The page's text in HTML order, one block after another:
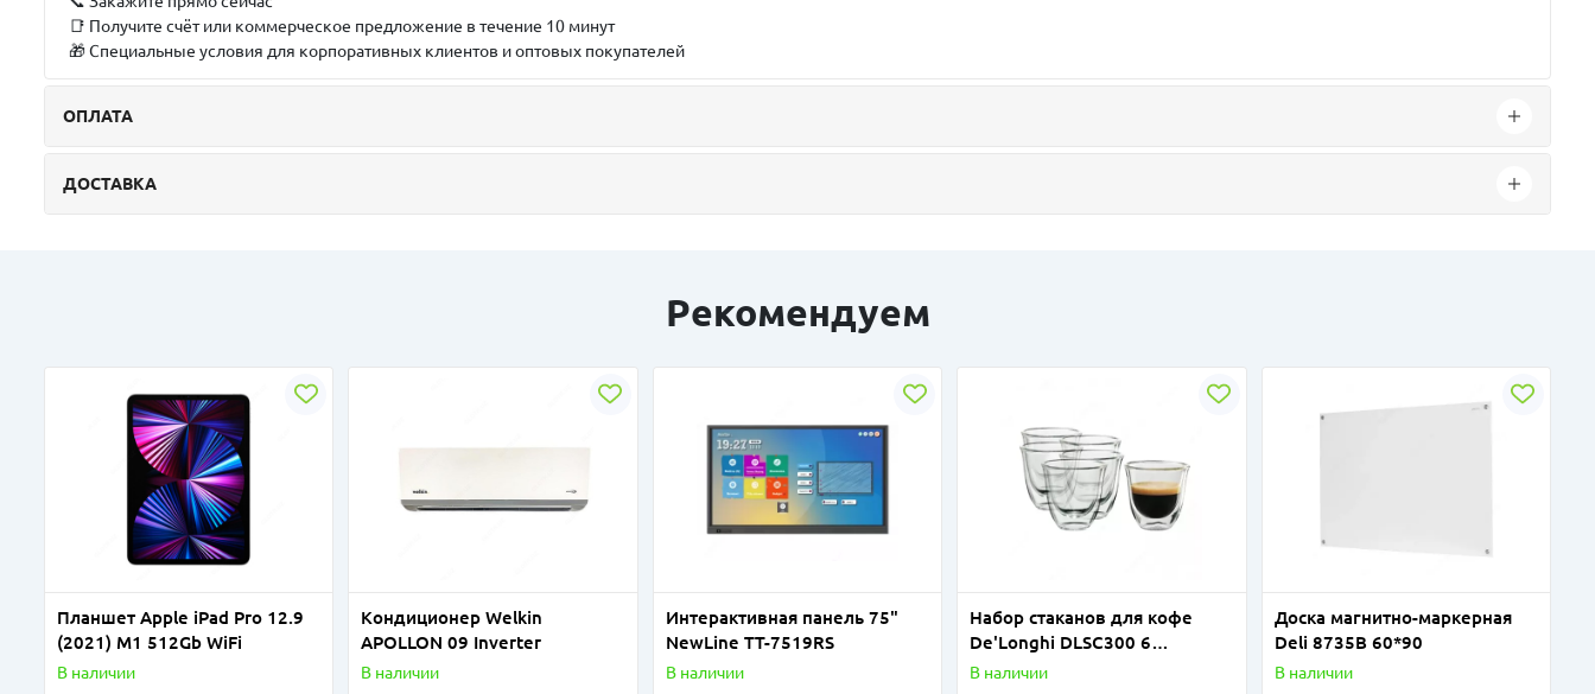
📑 Получите счёт или коммерческое предложение в течение 10 минут
🎁 Специальные условия для корпоративных клиентов и оптовых покупателей
ОПЛАТА
ДОСТАВКА
Рекомендуем
Планшет Apple iPad Pro 12.9
(2021) M1 512Gb WiFi
В наличии
Кондиционер Welkin
APOLLON 09 Inverter
В наличии
Интерактивная панель 75"
NewLine TT-7519RS
В наличии
Набор стаканов для кофе
De'Longhi DLSC300 6
GLASSES-ESPRESSO 60ML
В наличии
Доска магнитно-маркерная
Deli 8735B 60*90
В наличии